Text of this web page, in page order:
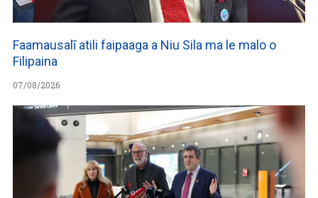
Faamausalī atili faipaaga a Niu Sila ma le malo o
Filipaina
07/08/2026